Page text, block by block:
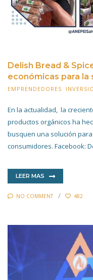
Delish Bread &
económicas para la
EMPRENDEDORES
En la actualidad, la
productos orgánicos ha
busquen una solución
consumidores. Facebook:
LEER MAS
NO COMMENT 482